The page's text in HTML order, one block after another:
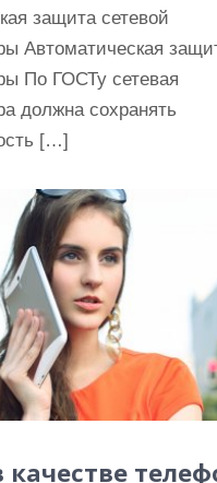
защита сетевой
Автоматическая
По ГОСТу сетевая
должна сохранять
[…]